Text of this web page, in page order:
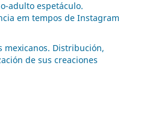
adulto espetáculo.
em tempos de Instagram
mexicanos. Distribución,
de sus creaciones